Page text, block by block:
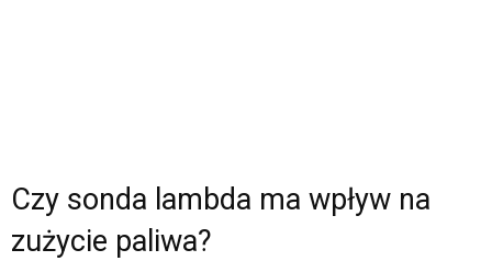
Czy sonda lambda ma wpływ na
zużycie paliwa?